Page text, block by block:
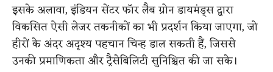
इसके अलावा, इंडियन सेंटर फॉर लैब ग्रोन डायमंड्स द्वारा
विकसित ऐसी लेजर तकनीकों का भी प्रदर्शन किया जाएगा, जो
हीरों के अंदर अदृश्य पहचान चिन्ह डाल सकती हैं, जिससे
उनकी प्रमाणिकता और ट्रैसेबिलिटी सुनिश्चित की जा सके।